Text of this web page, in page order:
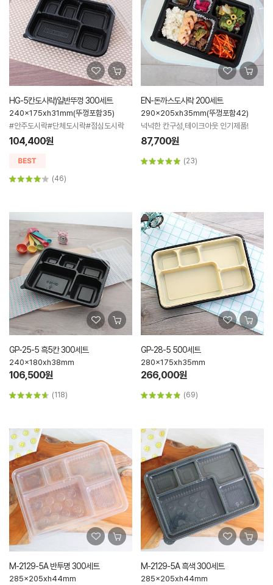
HG-5칸도시락)일반뚜껑 300세트
240x175xh31mm(뚜껑포함35)
#안주도시락#단체도시락#점심도시락
104,400원
(46)
EN-돈까스도시락 200세트
290x205xh35mm(뚜껑포함42)
넉넉한 칸구성,테이크아웃 인기제품!
87,700원
(23)
GP-25-5 흑5칸 300세트
240x180xh38mm
106,500원
(118)
GP-28-5 500세트
280x175xh35mm
266,000원
(69)
M-2129-5A 반투명 300세트
285x205xh44mm
M-2129-5A 흑색 300세트
285x205xh44mm